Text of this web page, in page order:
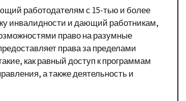
работодателям с 15-тью и более
инвалидности и дающий работникам,
право на разумные
права за пределами
как равный доступ к программам
а также деятельность и